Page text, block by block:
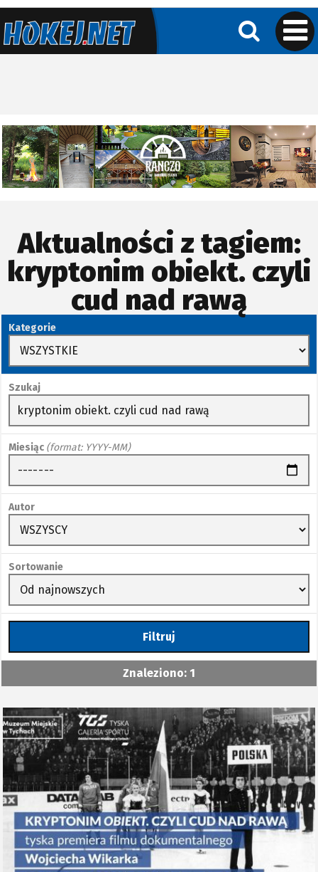
Aktualności z tagiem:
kryptonim obiekt. czyli
cud nad rawą
Kategorie
Szukaj
Miesiąc (format: YYYY-MM)
Autor
Sortowanie
Filtruj
Znaleziono: 1